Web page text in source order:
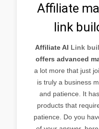
Affiliate
link
Affiliate AI Link
offers advanced
a lot more that just
is truly a business
and patience. It
products that
patience. Do you